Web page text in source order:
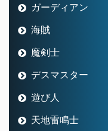
ガーディアン
海賊
魔剣士
デスマスター
遊び人
天地雷鳴士